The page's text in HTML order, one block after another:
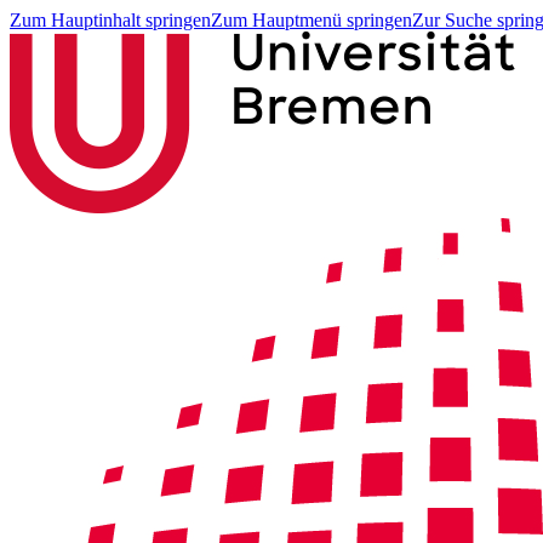
Zum Hauptinhalt springenZum Hauptmenü springenZur Suche